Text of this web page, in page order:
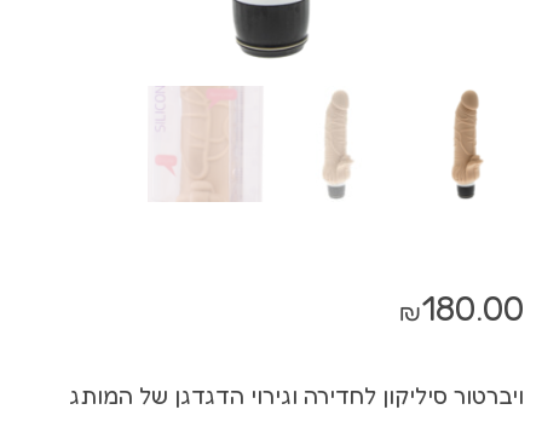
₪180.00
ויברטור סיליקון לחדירה וגירוי הדגדגן של המותג